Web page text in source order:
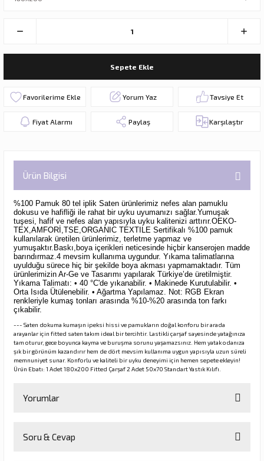
Sepete Ekle
Yorum Yaz Tavsiye Et
Fiyat Alarmı Paylaş Karşılaştır
Ürün Bilgisi
%100 Pamuk 80 tel iplik Saten ürünlerimiz nefes alan pamuklu
dokusu ve hafifliği ile rahat bir uyku uyumanızı sağlar.Yumuşak
tuşesi, hafif ve nefes alan yapısıyla uyku kalitenizi arttırır.OEKO-
TEX,AMFORİ,TSE,ORGANIC TEXTILE Sertifikalı %100 pamuk
kullanılarak üretilen ürünlerimiz, terletme yapmaz ve
yumuşaktır.Baskı,boya içerikleri neticesinde hiçbir kanserojen madde
barındırmaz.4 mevsim kullanıma uygundur. Yıkama talimatlarına
uyulduğu sürece hiç bir şekilde boya akması yapmamaktadır. Tüm
ürünlerimizin Ar-Ge ve Tasarımı yapılarak Türkiye’de üretilmiştir.
Yıkama Talimatı: • 40 °C'de yıkanabilir. • Makinede Kurutulabilir. •
Orta Isıda Ütülenebilir. • Ağartma Yapılamaz. Not: RGB Ekran
renkleriyle kumaş tonları arasında %10-%20 arasında ton farkı
çıkabilir.
--- Saten dokuma kumaşın ipeksi hissi ve pamukların doğal konforu bir arada
arayanlar için fitted saten takım ideal bir tercihtir. Lastikli çarşaf sayesinde yatağınıza
tam oturur, gece boyunca kayma ve buruşma sorunu yaşamazsınız. Hem yatak odanıza
şık bir görünüm kazandırır hem de dört mevsim kullanıma uygun yapısıyla uzun süreli
memnuniyet sunar. Konforlu ve kaliteli bir uyku deneyimi için hemen sepete ekleyin!
Ürün Ebatı: 1 Adet 180x200 Fitted Çarşaf 2 Adet 50x70 Standart Yastık Kılıfı.
Yorumlar
Soru & Cevap